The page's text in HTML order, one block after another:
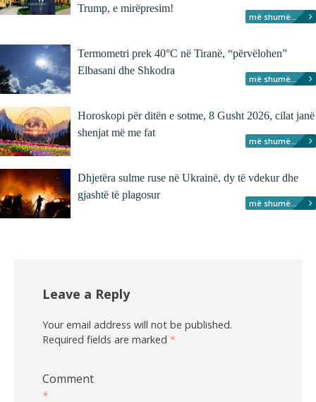
Trump, e mirëpresim!
më shumë...
Termometri prek 40°C në Tiranë, “përvëlohen”
Elbasani dhe Shkodra
më shumë...
Horoskopi për ditën e sotme, 8 Gusht 2026, cilat janë
shenjat më me fat
më shumë...
Dhjetëra sulme ruse në Ukrainë, dy të vdekur dhe
gjashtë të plagosur
më shumë...
Leave a Reply
Your email address will not be published.
Required fields are marked *
Comment
*